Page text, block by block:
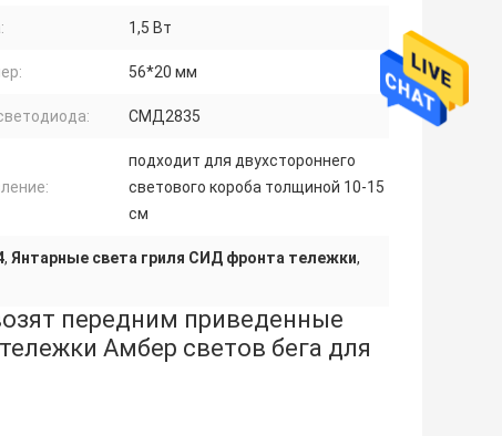
1,5 Вт
56*20 мм
СМД2835
подходит для двухстороннего
светового короба толщиной 10-15
см
, Янтарные света гриля СИД фронта тележки,
передним приведенные
Амбер светов бега для